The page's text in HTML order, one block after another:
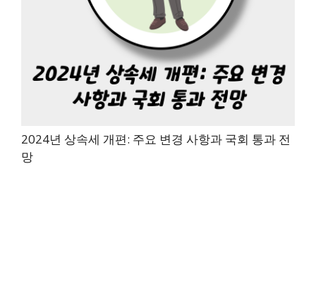
2024년 상속세 개편: 주요 변경 사항과 국회 통과 전
망